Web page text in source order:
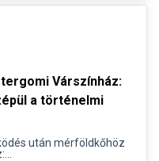
Várszínház:
a történelmi
után mérföldkőhöz